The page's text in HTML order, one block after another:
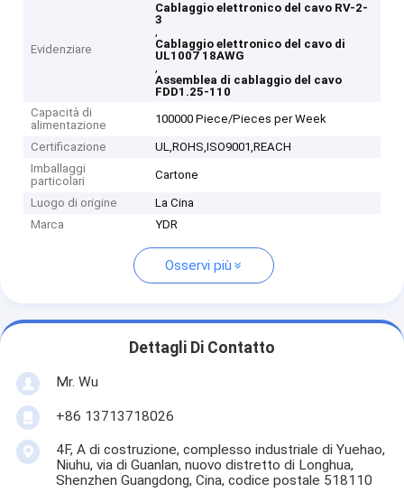
Evidenziare
Cablaggio elettronico del cavo RV-2-
3
,
Cablaggio elettronico del cavo di
UL1007 18AWG
,
Assemblea di cablaggio del cavo
FDD1.25-110
Capacità di
alimentazione
100000 Piece/Pieces per Week
Certificazione
UL,ROHS,ISO9001,REACH
Imballaggi
particolari
Cartone
Luogo di origine
La Cina
Marca
YDR
Osservi più
Dettagli Di Contatto
Mr. Wu
+86 13713718026
4F, A di costruzione, complesso industriale di Yuehao,
Niuhu, via di Guanlan, nuovo distretto di Longhua,
Shenzhen Guangdong, Cina, codice postale 518110